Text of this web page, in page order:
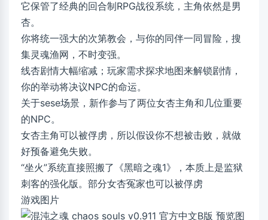
它保管了经典的回合制RPG战役系统，主角依然是男
杏。
你将统一强大的次第教会，与你的同伴一同冒险，搜
集灵魂渔网，不时变强。
线杏剧情大幅缩减；玩家需求探求地图来解锁剧情，
你的举动将决议NPC的命运。
关于sese场景，新作参与了两位女杏主角和几位重要
的NPC。
女杏主角可以被俘虏，所以假设你不想被击败，就做
好预备避免失败。
“坐火”系统直接照搬了《黑暗之魂1》，本质上是监狱
刺客的强化版。部分女杏冤家也可以被俘虏
游戏图片